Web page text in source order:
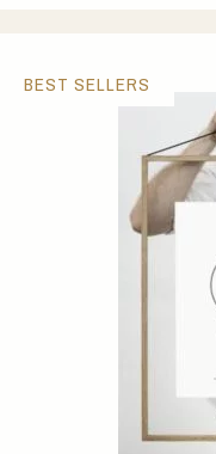
BEST SELLERS